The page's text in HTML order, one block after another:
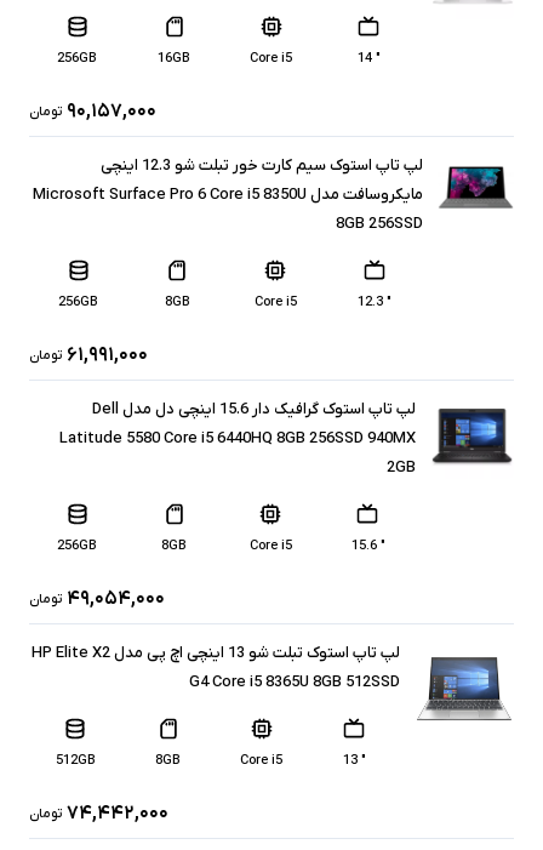
" 14
Core i5
16GB
256GB
۹۰,۱۵۷,۰۰۰ تومان
لپ تاپ استوک سیم کارت خور تبلت شو 12.3 اینچی
مایکروسافت مدل Microsoft Surface Pro 6 Core i5 8350U
8GB 256SSD
" 12.3
Core i5
8GB
256GB
۶۱,۹۹۱,۰۰۰ تومان
لپ تاپ استوک گرافیک دار 15.6 اینچی دل مدل Dell
Latitude 5580 Core i5 6440HQ 8GB 256SSD 940MX
2GB
" 15.6
Core i5
8GB
256GB
۴۹,۰۵۴,۰۰۰ تومان
لپ تاپ استوک تبلت شو 13 اینچی اچ پی مدل HP Elite X2
G4 Core i5 8365U 8GB 512SSD
" 13
Core i5
8GB
512GB
۷۴,۴۴۲,۰۰۰ تومان